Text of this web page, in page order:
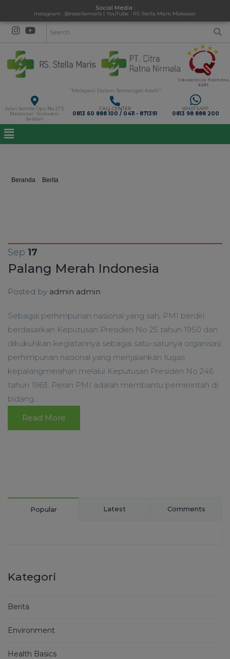
Social Media :
Instagram : @rsstellamaris | YouTube : RS Stella Maris Makassar
"Melayani Dalam Semangat Kasih"
Jalan Somba Opu No 273,
Makassar - Sulawesi
Selatan
CALL CENTER
0813 60 888 100 / 0411 - 871391
WHATSAPP
0813 98 888 200
Beranda Berita
Sep 17
Palang Merah Indonesia
Posted by admin admin
Sebagai perhimpunan nasional yang sah, PMI berdiri
berdasarkan Keputusan Presiden No 25 tahun 1950 dan
dikukuhkan kegiatannya sebagai satu-satunya organisasi
perhimpunan nasional yang menjalankan tugas
kepalangmerahan melalui Keputusan Presiden No 246
tahun 1963. Peran PMI adalah membantu pemerintah di
bidang...
Read More
Popular Latest Comments
Kategori
Berita
Environment
Health Basics